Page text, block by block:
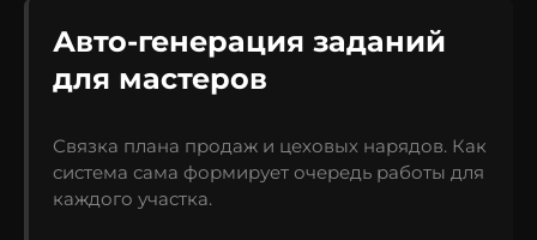
Авто-генерация заданий
для мастеров
Связка плана продаж и цеховых нарядов. Как
система сама формирует очередь работы для
каждого участка.